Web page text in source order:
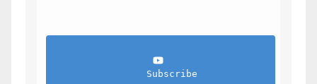
                Subscribe